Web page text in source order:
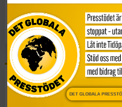
Nyheter
Essä DET GLOBALA